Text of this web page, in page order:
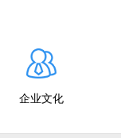
企业文化